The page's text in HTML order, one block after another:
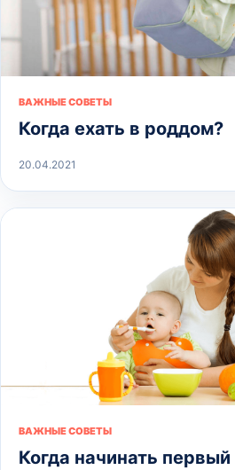
ВАЖНЫЕ СОВЕТЫ
Когда ехать в роддом?
20.04.2021
ВАЖНЫЕ СОВЕТЫ
Когда начинать